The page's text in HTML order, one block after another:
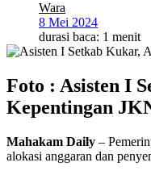
Wara
8 Mei 2024
durasi baca: 1 menit
Foto : Asisten I
Kepentingan
Mahakam Daily –
alokasi anggaran dan